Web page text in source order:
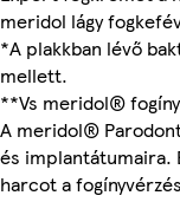
meridol lágy
*A plakkban lévő
mellett.
**Vs meridol®
A meridol®
és implantátumaira.
harcot a